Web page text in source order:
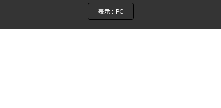
表示：PC